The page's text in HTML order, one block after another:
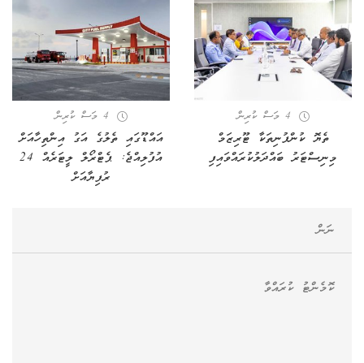
4 މަސް ކުރިން
ތެޔޮ ކުންފުނިތަކާ ޓޫރިޒަމް
މިނިސްޓަރު ބައްދަލުކުރައްވައިފި
4 މަސް ކުރިން
އައްޑޫގައި ތެލުގެ އަގު އިންތިހާއަށް
އުފުލިއްޖެ: ޕެޓްރޯލް ލީޓަރެއް 24
ރުފިޔާއަށް